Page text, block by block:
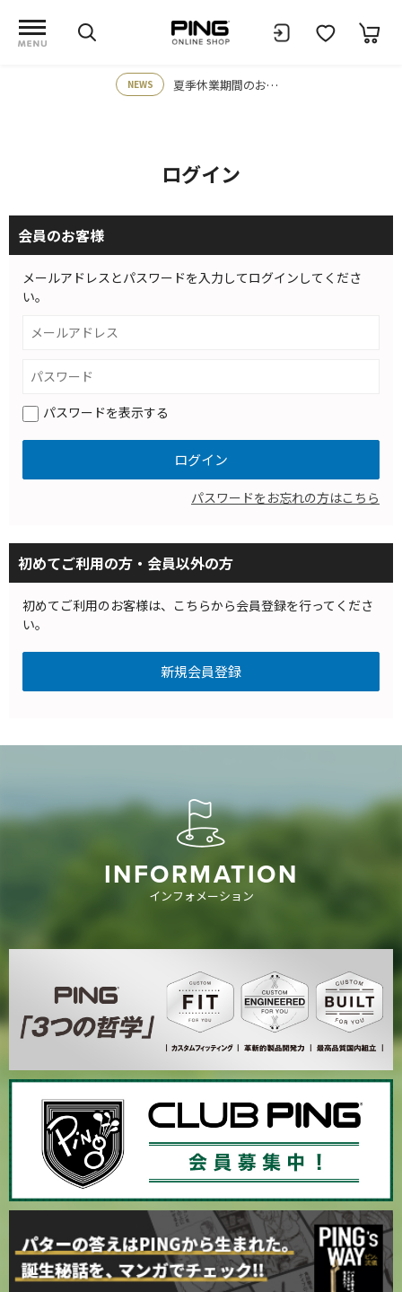
NEWS 夏季休業期間のお知らせ
ログイン
会員のお客様
メールアドレスとパスワードを入力してログインしてくださ
い。
パスワードを表示する
パスワードをお忘れの方はこちら
初めてご利用の方・会員以外の方
初めてご利用のお客様は、こちらから会員登録を行ってくださ
い。
INFORMATION
インフォメーション